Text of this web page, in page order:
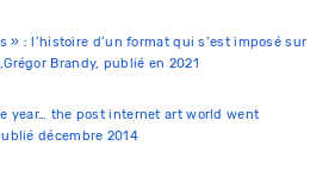
» : l’histoire d’un format qui s’est imposé sur
,Grégor Brandy, publié en 2021
year… the post internet art world went
décembre 2014